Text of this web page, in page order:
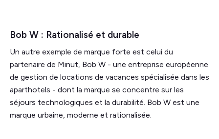
Bob W : Rationalisé et durable
Un autre exemple de marque forte est celui du
partenaire de Minut, Bob W - une entreprise européenne
de gestion de locations de vacances spécialisée dans les
aparthotels - dont la marque se concentre sur les
séjours technologiques et la durabilité. Bob W est une
marque urbaine, moderne et rationalisée.